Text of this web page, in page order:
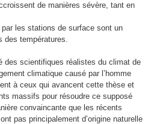
de manières sévère, tant en
les stations de surface sont un
des températures.
des scientifiques réalistes du climat de
climatique causé par l’homme
à ceux qui avancent cette thèse et
massifs pour résoudre ce supposé
convaincante que les récents
pas principalement d’origine naturelle